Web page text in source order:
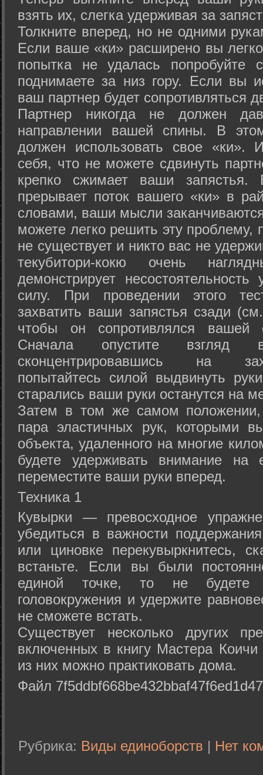
взять их, слегка удерживая за
Толкните вперед, но не одними
Если ваше «ки» расширено вы
попытка не удалась попробуйте
поднимаете за низ гору. Если вы
ваш партнер будет сопротивляться
Партнер никогда не должен
направлении вашей спины. В
должен использовать свое «ки».
себя, что не можете сдвинуть
крепко сжимает ваши запястья.
прерывает поток вашего «ки» в
словами, ваши мысли
можете легко решить эту проблему,
не существует и никто вас не
текубитори-кокю очень
демонстрирует
силу. При проведении этого
захватить ваши запястья сзади
чтобы он сопротивлялся вашей
Сначала опустите
сконцентрировавшись на
попытайтесь силой выдвинуть
старались ваши руки останутся на
Затем в том же самом положении,
пара эластичных рук, которыми
объекта, удаленного на многие
будете удерживать внимание на
переместите ваши руки вперед.
Техника 1
Кувырки — превосходное
убедиться в важности
или циновке перекувыркнитесь,
встаньте. Если вы были
единой точке, то не будете
головокружения и удержите
не сможете встать.
Существует несколько других
включенных в книгу Мастера
из них можно практиковать дома.
Файл
Рубрика: Виды единоборств | Нет